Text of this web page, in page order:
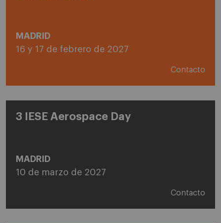
MADRID
16 y 17 de febrero de 2027
Contacto
3 IESE Aerospace Day
MADRID
10 de marzo de 2027
Contacto